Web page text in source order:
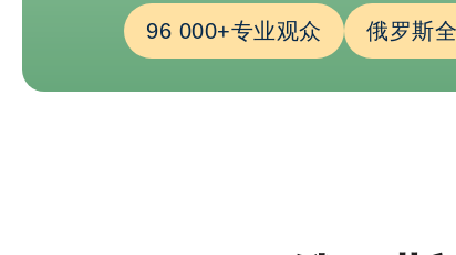
96 000+专业观众 俄罗斯